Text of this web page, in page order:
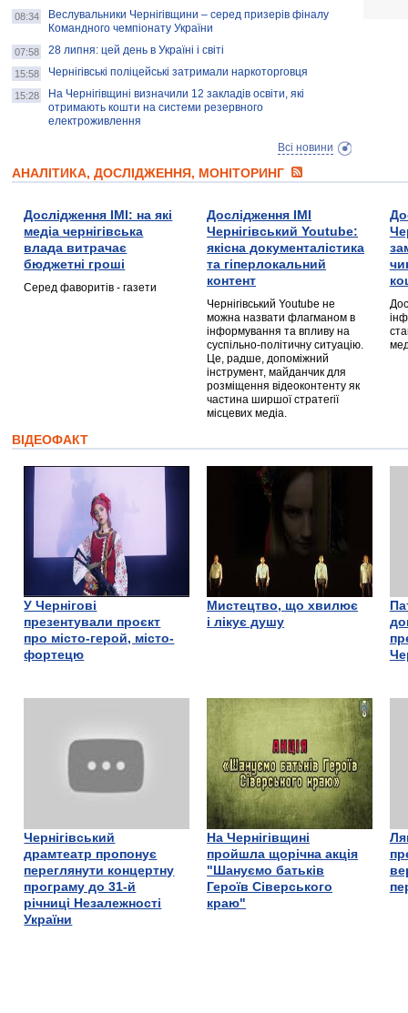
08:34
Веслувальники Чернігівщини – серед призерів фіналу
Командного чемпіонату України
07:58 28 липня: цей день в Україні і світі
15:58 Чернігівські поліцейські затримали наркоторговця
15:28
На Чернігівщині визначили 12 закладів освіти, які
отримають кошти на системи резервного
електроживлення
Всі новини
АНАЛІТИКА, ДОСЛІДЖЕННЯ, МОНІТОРИНГ
Дослідження ІМІ: на які
медіа чернігівська
влада витрачає
бюджетні гроші
Серед фаворитів - газети
Дослідження ІМІ
Чернігівський Youtube:
якісна документалістика
та гіперлокальний
контент
Чернігівський Youtube не
можна назвати флагманом в
інформування та впливу на
суспільно-політичну ситуацію.
Це, радше, допоміжний
інструмент, майданчик для
розміщення відеоконтенту як
частина ширшої стратегії
місцевих медіа.
ВІДЕОФАКТ
У Чернігові
презентували проєкт
про місто-герой, місто-
фортецю
Мистецтво, що хвилює
і лікує душу
Чернігівський
драмтеатр пропонує
переглянути концертну
програму до 31-й
річниці Незалежності
України
На Чернігівщині
пройшла щорічна акція
"Шануємо батьків
Героїв Сіверського
краю"